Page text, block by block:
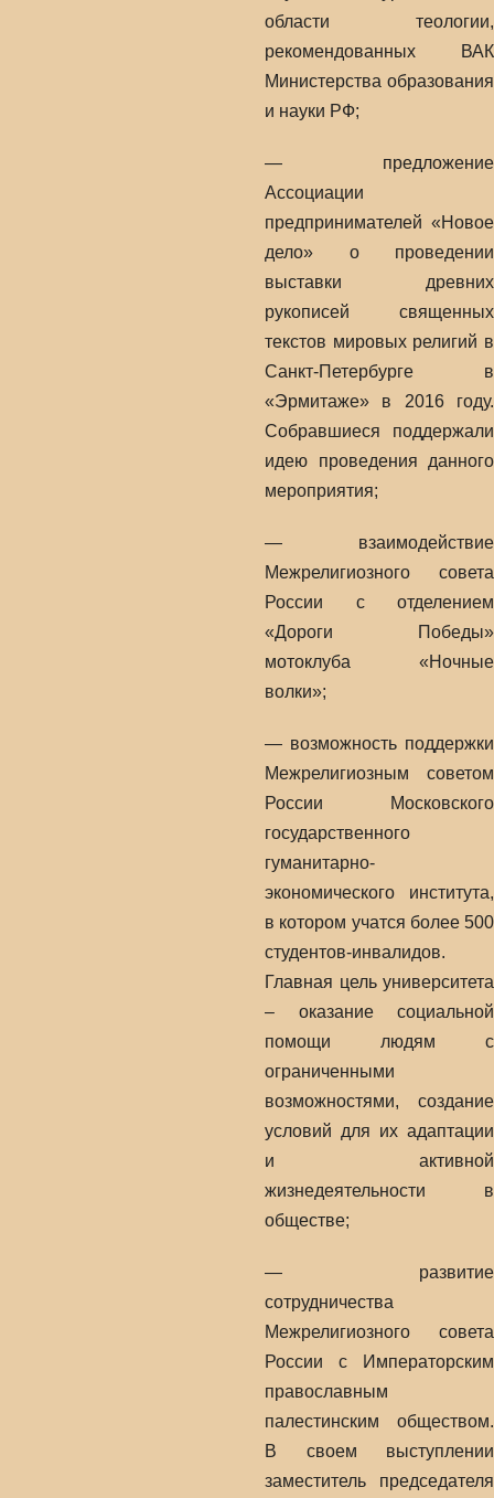
области теологии,
рекомендованных ВАК
Министерства образования
и науки РФ;
— предложение
Ассоциации
предпринимателей «Новое
дело» о проведении
выставки древних
рукописей священных
текстов мировых религий в
Санкт-Петербурге в
«Эрмитаже» в 2016 году.
Собравшиеся поддержали
идею проведения данного
мероприятия;
— взаимодействие
Межрелигиозного совета
России с отделением
«Дороги Победы»
мотоклуба «Ночные
волки»;
— возможность поддержки
Межрелигиозным советом
России Московского
государственного
гуманитарно-
экономического института,
в котором учатся более 500
студентов-инвалидов.
Главная цель университета
– оказание социальной
помощи людям с
ограниченными
возможностями, создание
условий для их адаптации
и активной
жизнедеятельности в
обществе;
— развитие
сотрудничества
Межрелигиозного совета
России с Императорским
православным
палестинским обществом.
В своем выступлении
заместитель председателя